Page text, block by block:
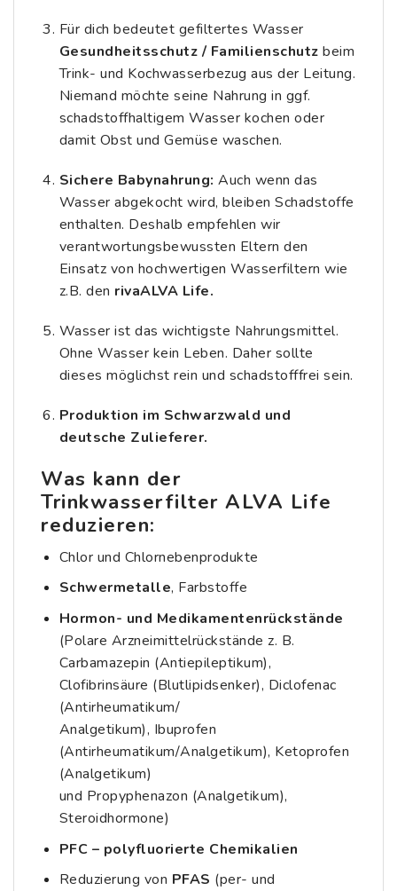
Für dich bedeutet gefiltertes Wasser
Gesundheitsschutz / Familienschutz beim
Trink- und Kochwasserbezug aus der Leitung.
Niemand möchte seine Nahrung in ggf.
schadstoffhaltigem Wasser kochen oder
damit Obst und Gemüse waschen.
Sichere Babynahrung: Auch wenn das
Wasser abgekocht wird, bleiben Schadstoffe
enthalten. Deshalb empfehlen wir
verantwortungsbewussten Eltern den
Einsatz von hochwertigen Wasserfiltern wie
z.B. den rivaALVA Life.
Wasser ist das wichtigste Nahrungsmittel.
Ohne Wasser kein Leben. Daher sollte
dieses möglichst rein und schadstofffrei sein.
Produktion im Schwarzwald und
deutsche Zulieferer.
Was kann der
Trinkwasserfilter ALVA Life
reduzieren:
Chlor und Chlornebenprodukte
Schwermetalle, Farbstoffe
Hormon- und Medikamentenrückstände
(Polare Arzneimittelrückstände z. B.
Carbamazepin (Antiepileptikum),
Clofibrinsäure (Blutlipidsenker), Diclofenac
(Antirheumatikum/
Analgetikum), Ibuprofen
(Antirheumatikum/Analgetikum), Ketoprofen
(Analgetikum)
und Propyphenazon (Analgetikum),
Steroidhormone)
PFC – polyfluorierte Chemikalien
Reduzierung von PFAS (per- und